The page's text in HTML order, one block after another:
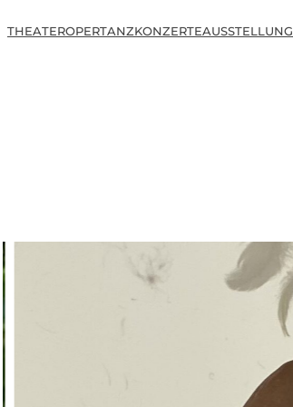
THEATEROPERTANZKONZERTEAUSSTELLUNG